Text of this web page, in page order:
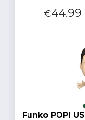
€44.99
Funko POP!